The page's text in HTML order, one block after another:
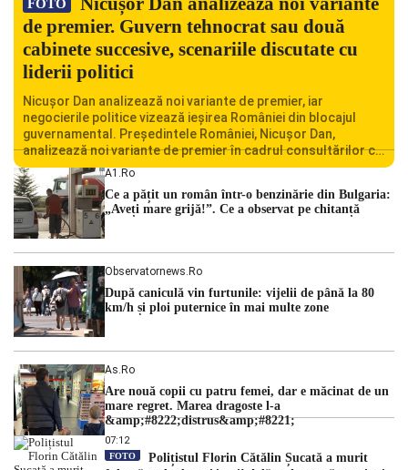
FOTO
de premier. Guvern tehnocrat sau două
cabinete succesive, scenariile discutate cu
liderii politici
Nicușor Dan analizează noi variante de premier, iar
negocierile politice vizează ieșirea României din blocajul
guvernamental. Președintele României, Nicușor Dan,
analizează noi variante de premier în cadrul consultărilor cu
liderii politici. Ciprian Ciucu vorbește despre scenariul unui
guvern tehnocrat și despre posibilitatea a două cabinete
succesive. Nicușor Dan analizează noi variante de premier
România traversează […]
A1.ro
Ce a pățit un român într-o benzinărie din Bulgaria:
„Aveți mare grijă!”. Ce a observat pe chitanță
Observatornews.ro
După caniculă vin furtunile: vijelii de până la 80
km/h și ploi puternice în mai multe zone
As.ro
Are nouă copii cu patru femei, dar e măcinat de un
mare regret. Marea dragoste l-a
&amp;#8222;distrus&amp;#8221;
07:12
FOTO
Polițistul Florin Cătălin Șucată a murit